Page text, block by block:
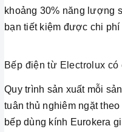
khoảng 30% năng lượng
bạn tiết kiệm được chi phí
Bếp điện từ Electrolux có
Quy trình sản xuất mỗi
tuân thủ nghiêm ngặt
bếp dùng kính Eurokera